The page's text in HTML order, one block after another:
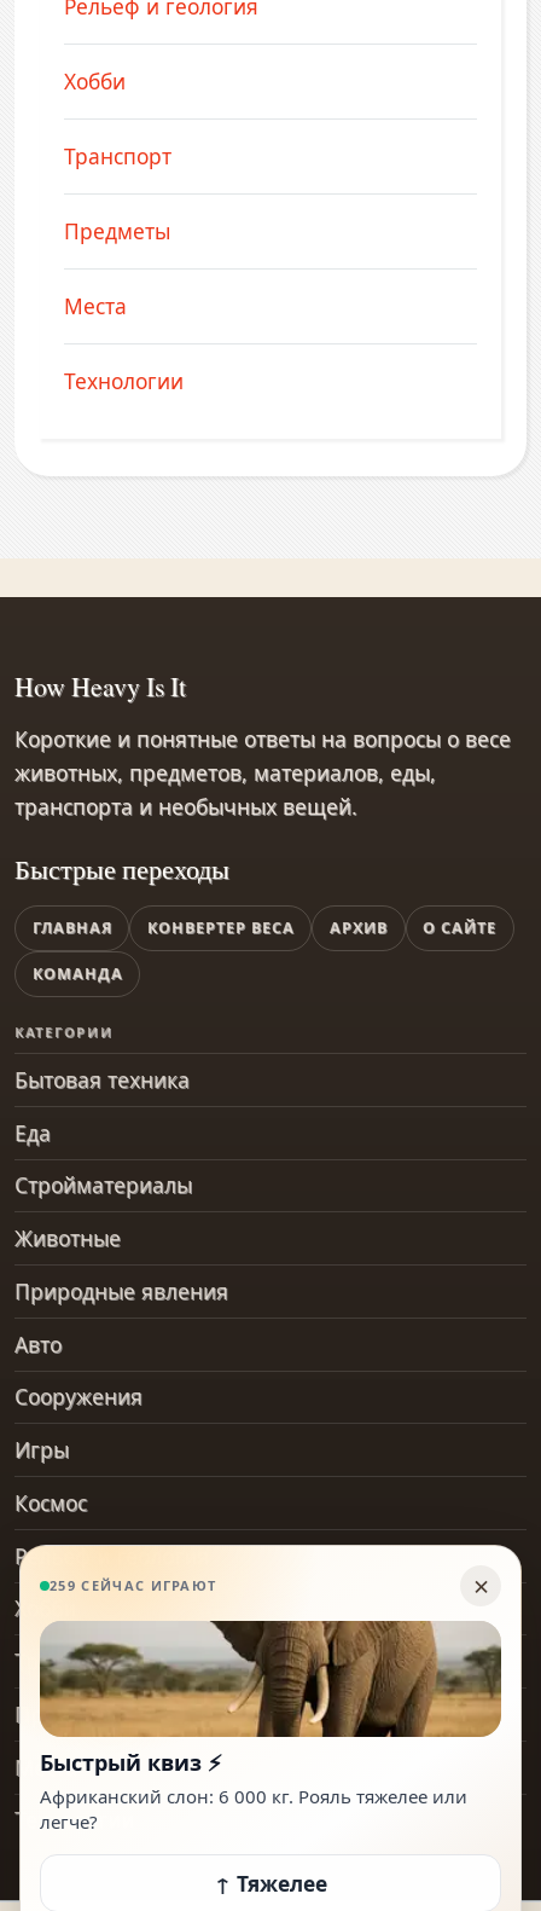
Рельеф и геология
Хобби
Транспорт
Предметы
Места
Технологии
Быстрые переходы
ГЛАВНАЯ КОНВЕРТЕР ВЕСА АРХИВ О САЙТЕ
КОМАНДА
КАТЕГОРИИ
Бытовая техника
Еда
Стройматериалы
Животные
Природные явления
Авто
Сооружения
Игры
Космос
Рельеф и геология
Хобби
Транспорт
Предметы
Места
Технологии
How Heavy Is It
Короткие и понятные ответы на вопросы о весе
животных, предметов, материалов, еды,
транспорта и необычных вещей.